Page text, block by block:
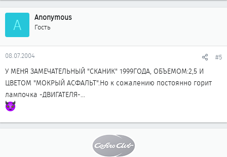
A Anonymous
Гость
08.07.2004 #5
У МЕНЯ ЗАМЕЧАТЕЛЬНЫЙ "СКАНИК" 1999ГОДА, ОБЪЕМОМ:2,5 И
ЦВЕТОМ "МОКРЫЙ АСФАЛЬТ".Но к сожалению постоянно горит
лампочка -ДВИГАТЕЛЯ-...